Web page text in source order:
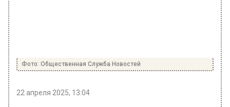
Фото: Общественная Служба Новостей
22 апреля 2025, 13:04